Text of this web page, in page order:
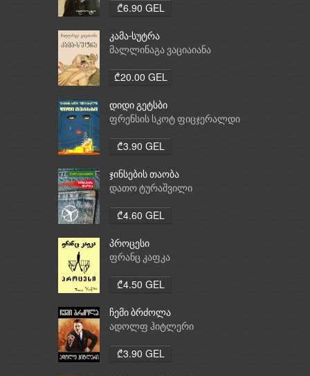
₾6.90 GEL
კამა-სუტრა
მალლინაგა ვაციაიანა
₾20.00 GEL
დიდი გეტსბი
ფრენსის სკოტ ფიცჯერალდი
₾3.90 GEL
ჯინსების თაობა
დათო ტურაშვილი
₾4.60 GEL
პროცესი
ფრანც კაფკა
₾4.50 GEL
ჩემი ბრძოლა
ადოლფ ჰიტლერი
₾3.90 GEL